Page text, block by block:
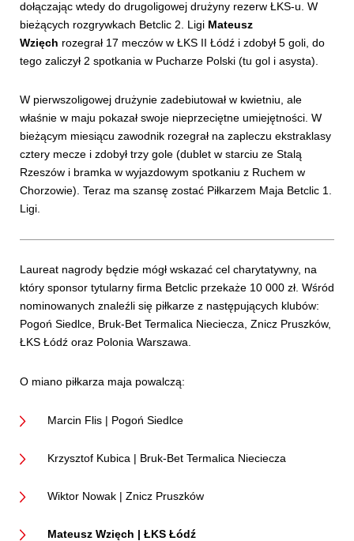
dołączając wtedy do drugoligowej drużyny rezerw ŁKS-u. W
bieżących rozgrywkach Betclic 2. Ligi Mateusz
Wzięch rozegrał 17 meczów w ŁKS II Łódź i zdobył 5 goli, do
tego zaliczył 2 spotkania w Pucharze Polski (tu gol i asysta).
W pierwszoligowej drużynie zadebiutował w kwietniu, ale
właśnie w maju pokazał swoje nieprzeciętne umiejętności. W
bieżącym miesiącu zawodnik rozegrał na zapleczu ekstraklasy
cztery mecze i zdobył trzy gole (dublet w starciu ze Stalą
Rzeszów i bramka w wyjazdowym spotkaniu z Ruchem w
Chorzowie). Teraz ma szansę zostać Piłkarzem Maja Betclic 1.
Ligi.
Laureat nagrody będzie mógł wskazać cel charytatywny, na
który sponsor tytularny firma Betclic przekaże 10 000 zł. Wśród
nominowanych znaleźli się piłkarze z następujących klubów:
Pogoń Siedlce, Bruk-Bet Termalica Nieciecza, Znicz Pruszków,
ŁKS Łódź oraz Polonia Warszawa.
O miano piłkarza maja powalczą:
Marcin Flis | Pogoń Siedlce
Krzysztof Kubica | Bruk-Bet Termalica Nieciecza
Wiktor Nowak | Znicz Pruszków
Mateusz Wzięch | ŁKS Łódź